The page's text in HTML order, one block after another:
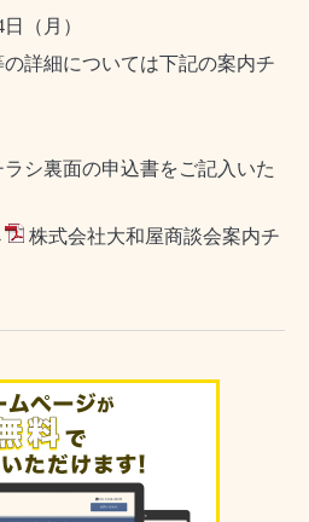
日（月）
詳細については下記の案内チ
シ裏面の申込書をご記入いた
株式会社大和屋商談会案内チ